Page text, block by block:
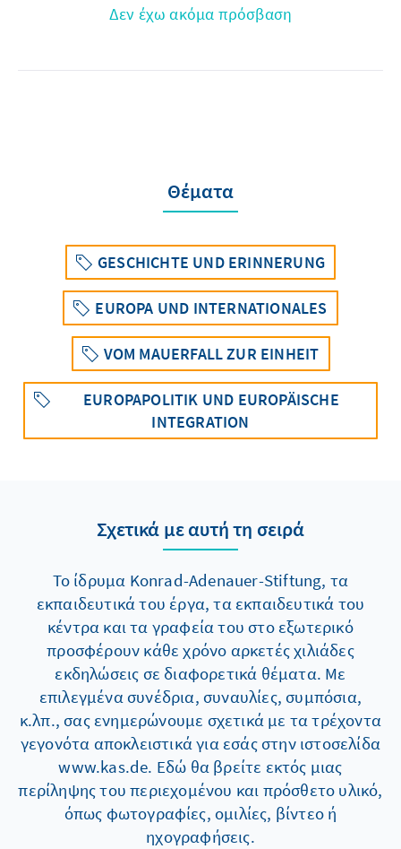
Δεν έχω ακόμα πρόσβαση
Θέματα
GESCHICHTE UND ERINNERUNG
EUROPA UND INTERNATIONALES
VOM MAUERFALL ZUR EINHEIT
EUROPAPOLITIK UND EUROPÄISCHE
INTEGRATION
Σχετικά με αυτή τη σειρά
Το ίδρυμα Konrad-Adenauer-Stiftung, τα
εκπαιδευτικά του έργα, τα εκπαιδευτικά του
κέντρα και τα γραφεία του στο εξωτερικό
προσφέρουν κάθε χρόνο αρκετές χιλιάδες
εκδηλώσεις σε διαφορετικά θέματα. Με
επιλεγμένα συνέδρια, συναυλίες, συμπόσια,
κ.λπ., σας ενημερώνουμε σχετικά με τα τρέχοντα
γεγονότα αποκλειστικά για εσάς στην ιστοσελίδα
www.kas.de. Εδώ θα βρείτε εκτός μιας
περίληψης του περιεχομένου και πρόσθετο υλικό,
όπως φωτογραφίες, ομιλίες, βίντεο ή
ηχογραφήσεις.